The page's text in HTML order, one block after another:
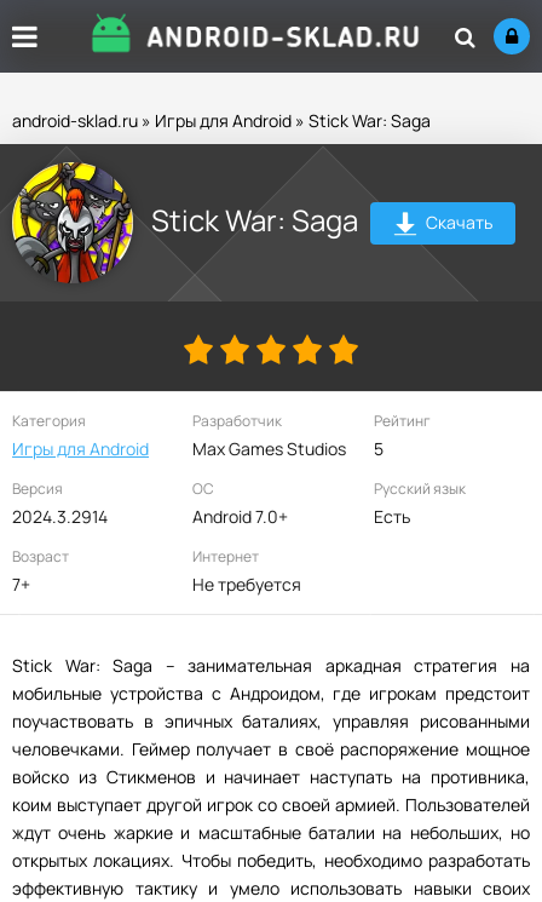
android-sklad.ru » Игры для Android » Stick War: Saga
Stick War: Saga Скачать
Категория
Игры для Android
Разработчик
Max Games Studios
Рейтинг
5
Версия
2024.3.2914
ОС
Android 7.0+
Русский язык
Есть
Возраст
7+
Интернет
Не требуется
Stick War: Saga – занимательная аркадная стратегия на
мобильные устройства с Андроидом, где игрокам предстоит
поучаствовать в эпичных баталиях, управляя рисованными
человечками. Геймер получает в своё распоряжение мощное
войско из Стикменов и начинает наступать на противника,
коим выступает другой игрок со своей армией. Пользователей
ждут очень жаркие и масштабные баталии на небольших, но
открытых локациях. Чтобы победить, необходимо разработать
эффективную тактику и умело использовать навыки своих